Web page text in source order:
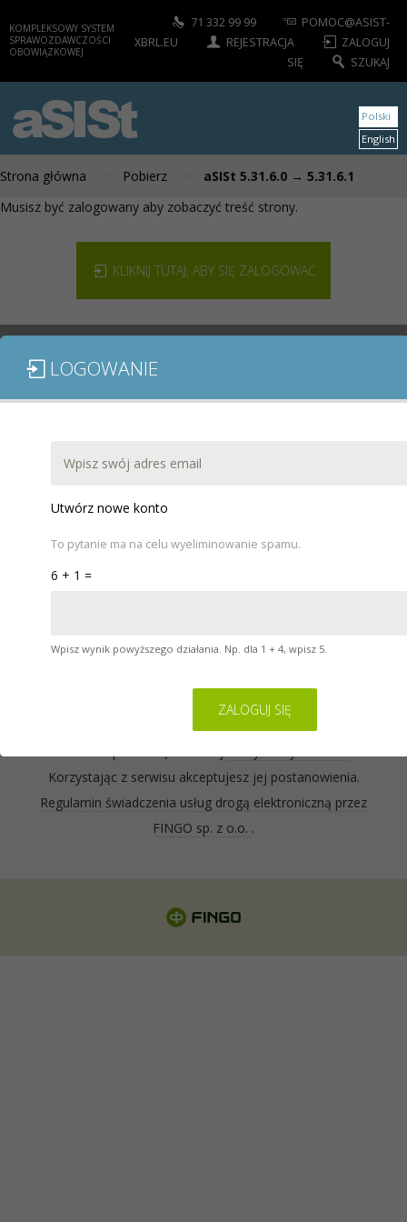
KOMPLEKSOWY SYSTEM
SPRAWOZDAWCZOŚCI
OBOWIĄZKOWEJ
71 332 99 99
POMOC@ASIST-
XBRL.EU
REJESTRACJA
ZALOGUJ
SIĘ
SZUKAJ
aSISt
Strona główna Pobierz aSISt 5.31.6.0 → 5.31.6.1
Polski
English
Musisz być zalogowany aby zobaczyć treść strony.
KLIKNIJ TUTAJ, ABY SIĘ ZALOGOWAĆ
MODUŁY / SPRAWOZDANIA
sposobie wyrażania i cofania zgody na używanie
Korzystając z serwisu akceptujesz jej postanowienia.
Regulamin świadczenia usług drogą elektroniczną przez
FINGO sp. z o.o. .
LOGOWANIE
Utwórz nowe konto
To pytanie ma na celu wyeliminowanie spamu.
6 + 1 =
Wpisz wynik powyższego działania. Np. dla 1 + 4, wpisz 5.